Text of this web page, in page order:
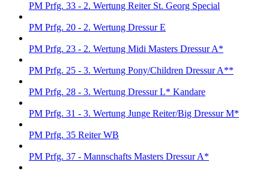
PM Prfg. 33 - 2. Wertung Reiter St. Georg Special
PM Prfg. 20 - 2. Wertung Dressur E
PM Prfg. 23 - 2. Wertung Midi Masters Dressur A*
PM Prfg. 25 - 3. Wertung Pony/Children Dressur A**
PM Prfg. 28 - 3. Wertung Dressur L* Kandare
PM Prfg. 31 - 3. Wertung Junge Reiter/Big Dressur M*
PM Prfg. 35 Reiter WB
PM Prfg. 37 - Mannschafts Masters Dressur A*